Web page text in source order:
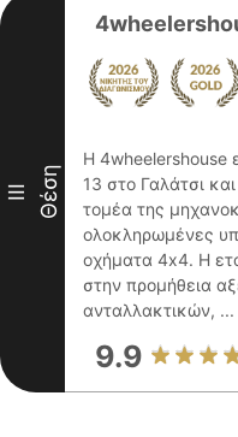
III Θέση
Η 4wheelershouse
13 στο Γαλάτσι
τομέα της
ολοκληρωμένες
οχήματα 4x4. Η
στην προμήθεια
ανταλλακτικών, ...
9.9